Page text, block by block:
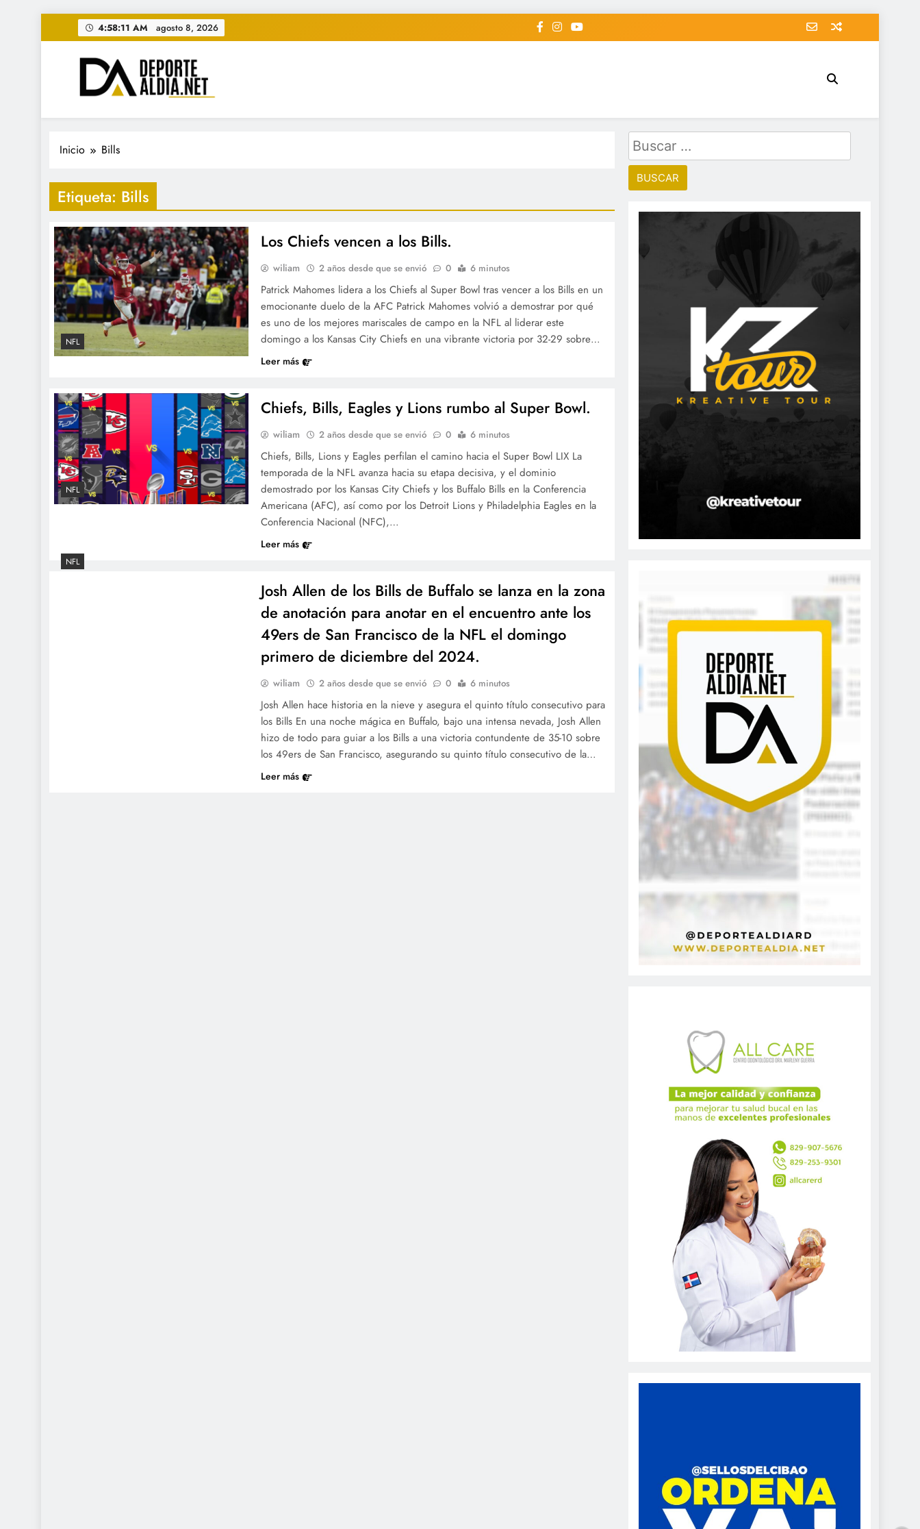
al
contenido
4:58:12 AM agosto 8, 2026
• DEPORTE AL DIA • "Periodico Deportivo Digital"
www.deportealdia.net #deportealdia #deportealdiard #deportealdiaperiodico
Inicio Bills
Etiqueta: Bills
NFL
Los Chiefs vencen a los Bills.
wiliam 2 años desde que se envió 0 6 minutos
Patrick Mahomes lidera a los Chiefs al Super Bowl tras vencer a los Bills en un
emocionante duelo de la AFC Patrick Mahomes volvió a demostrar por qué
es uno de los mejores mariscales de campo en la NFL al liderar este
domingo a los Kansas City Chiefs en una vibrante victoria por 32-29 sobre…
Leer más
NFL
Chiefs, Bills, Eagles y Lions rumbo al Super Bowl.
wiliam 2 años desde que se envió 0 6 minutos
Chiefs, Bills, Lions y Eagles perfilan el camino hacia el Super Bowl LIX La
temporada de la NFL avanza hacia su etapa decisiva, y el dominio
demostrado por los Kansas City Chiefs y los Buffalo Bills en la Conferencia
Americana (AFC), así como por los Detroit Lions y Philadelphia Eagles en la
Conferencia Nacional (NFC),…
Leer más
NFL
Josh Allen de los Bills de Buffalo se lanza en la zona
de anotación para anotar en el encuentro ante los
49ers de San Francisco de la NFL el domingo
primero de diciembre del 2024.
wiliam 2 años desde que se envió 0 6 minutos
Josh Allen hace historia en la nieve y asegura el quinto título consecutivo para
los Bills En una noche mágica en Buffalo, bajo una intensa nevada, Josh Allen
hizo de todo para guiar a los Bills a una victoria contundente de 35-10 sobre
los 49ers de San Francisco, asegurando su quinto título consecutivo de la…
Leer más
Buscar: